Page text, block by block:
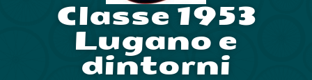
Classe 1953
Lugano e
dintorni